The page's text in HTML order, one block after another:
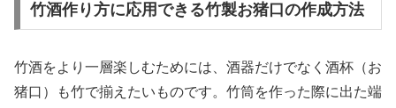
竹酒作り方に応用できる竹製お猪口の作成方法
竹酒をより一層楽しむためには、酒器だけでなく酒杯（お
猪口）も竹で揃えたいものです。竹筒を作った際に出た端